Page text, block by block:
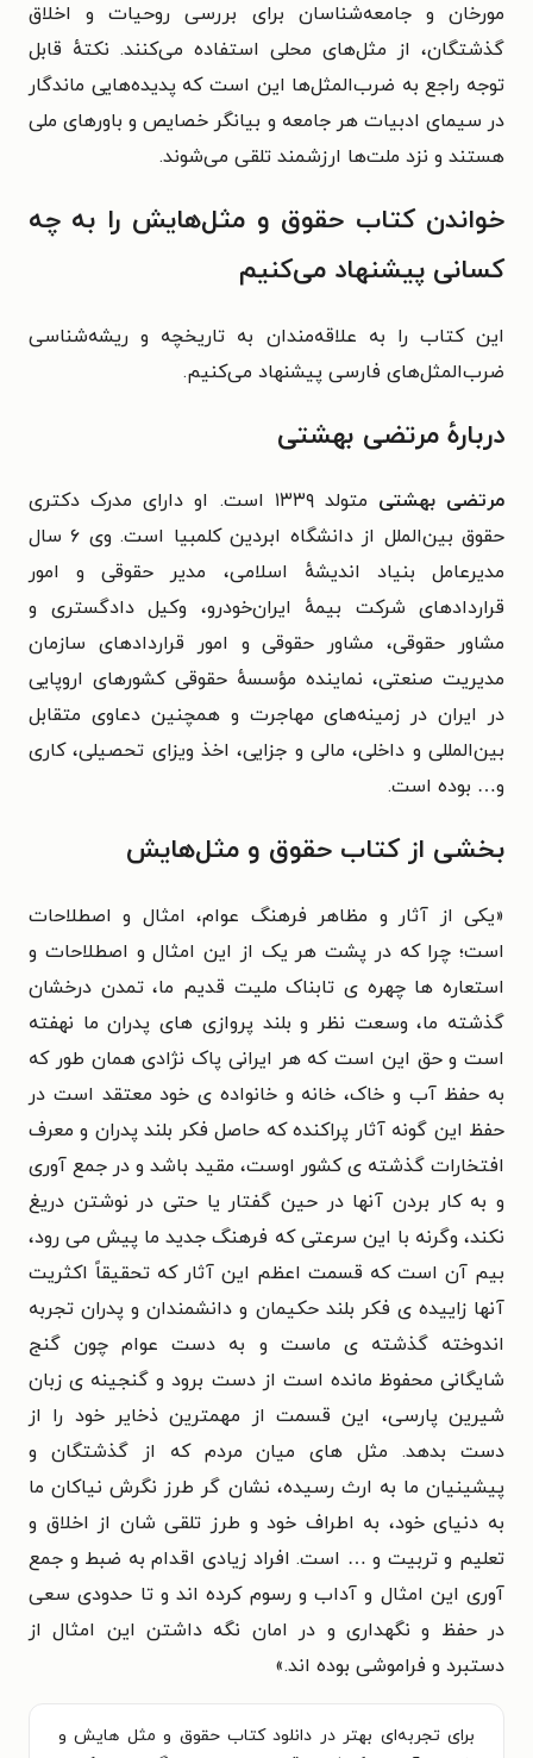
مورخان و جامعه‌شناسان برای بررسی روحیات و اخلاق
گذشتگان، از مثل‌های محلی استفاده می‌کنند. نکتهٔ قابل
توجه راجع به ضرب‌المثل‌ها این است که پدیده‌هایی ماندگار
در سیمای ادبیات هر جامعه و بیانگر خصایص و باورهای ملی
هستند و نزد ملت‌ها ارزشمند تلقی می‌شوند.
خواندن کتاب حقوق و مثل‌هایش را به چه
کسانی پیشنهاد می‌کنیم
این کتاب را به علاقه‌مندان به تاریخچه و ریشه‌شناسی
ضرب‌المثل‌های فارسی پیشنهاد می‌کنیم.
دربارهٔ مرتضی بهشتی
مرتضی بهشتی
متولد ۱۳۳۹ است. او دارای مدرک دکتری
حقوق بین‌الملل از دانشگاه ابردین کلمبیا است. وی ۶ سال
مدیرعامل بنیاد اندیشهٔ اسلامی، مدیر حقوقی و امور
قراردادهای شرکت بیمهٔ ایران‌خودرو، وکیل دادگستری و
مشاور حقوقی، مشاور حقوقی و امور قراردادهای سازمان
مدیریت صنعتی، نماینده مؤسسهٔ حقوقی کشورهای اروپایی
در ایران در زمینه‌های مهاجرت و همچنین دعاوی متقابل
بین‌المللی و داخلی‌، مالی و جزایی‌، اخذ ویزای تحصیلی، کاری
و… بوده است.
بخشی از کتاب حقوق و مثل‌هایش
«یکی از آثار و مظاهر فرهنگ عوام، امثال و اصطلاحات
است؛ چرا که در پشت هر یک از این امثال و اصطلاحات و
استعاره ها چهره ی تابناک ملیت قدیم ما، تمدن درخشان
گذشته ما، وسعت نظر و بلند پروازی های پدران ما نهفته
است و حق این است که هر ایرانی پاک نژادی همان طور که
به حفظ آب و خاک، خانه و خانواده ی خود معتقد است در
حفظ این گونه آثار پراکنده که حاصل فکر بلند پدران و معرف
افتخارات گذشته ی کشور اوست، مقید باشد و در جمع آوری
و به کار بردن آنها در حین گفتار یا حتی در نوشتن دریغ
نکند، وگرنه با این سرعتی که فرهنگ جدید ما پیش می رود،
بیم آن است که قسمت اعظم این آثار که تحقیقاً اکثریت
آنها زاییده ی فکر بلند حکیمان و دانشمندان و پدران تجربه
اندوخته گذشته ی ماست و به دست عوام چون گنج
شایگانی محفوظ مانده است از دست برود و گنجینه ی زبان
شیرین پارسی، این قسمت از مهمترین ذخایر خود را از
دست بدهد. مثل های میان مردم که از گذشتگان و
پیشینیان ما به ارث رسیده، نشان گر طرز نگرش نیاکان ما
به دنیای خود، به اطراف خود و طرز تلقی شان از اخلاق و
تعلیم و تربیت و … است. افراد زیادی اقدام به ضبط و جمع
آوری این امثال و آداب و رسوم کرده اند و تا حدودی سعی
در حفظ و نگهداری و در امان نگه داشتن این امثال از
دستبرد و فراموشی بوده اند.»
برای تجربه‌ای بهتر در دانلود کتاب حقوق و مثل هایش و